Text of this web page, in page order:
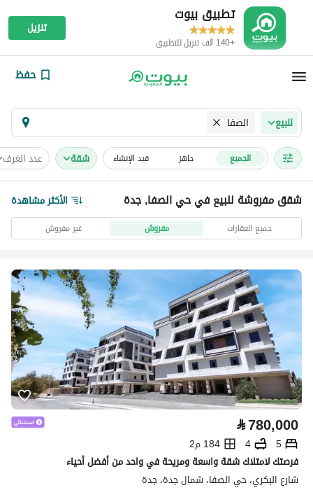
تطبيق بيوت
+140 ألف تنزيل للتطبيق
تنزيل
حفظ
للبيع الصفا
الجميع جاهز قيد الإنشاء شقة عدد الغرف
شقق مفروشة للبيع في حي الصفا, جدة الأكثر مشاهدة
جميع العقارات مفروش غير مفروش
⃁780,000
5
4
184 م2
فرصتك لامتلاك شقة واسعة ومريحة في واحد من أفضل أحياء
شارع البكري، حي الصفا، شمال جدة، جدة